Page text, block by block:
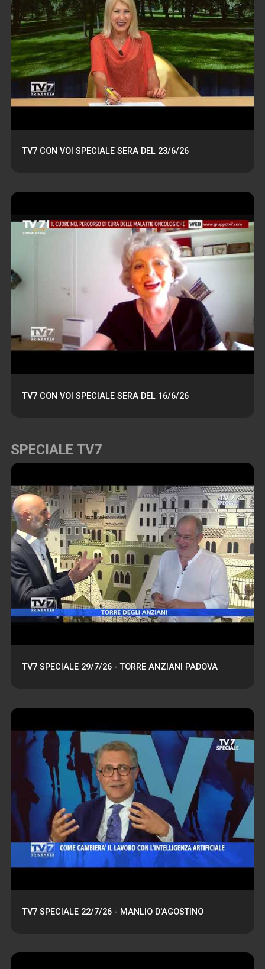
TV7 CON VOI SPECIALE SERA DEL 23/6/26
TV7 CON VOI SPECIALE SERA DEL 16/6/26
SPECIALE TV7
TV7 SPECIALE 29/7/26 - TORRE ANZIANI PADOVA
TV7 SPECIALE 22/7/26 - MANLIO D'AGOSTINO